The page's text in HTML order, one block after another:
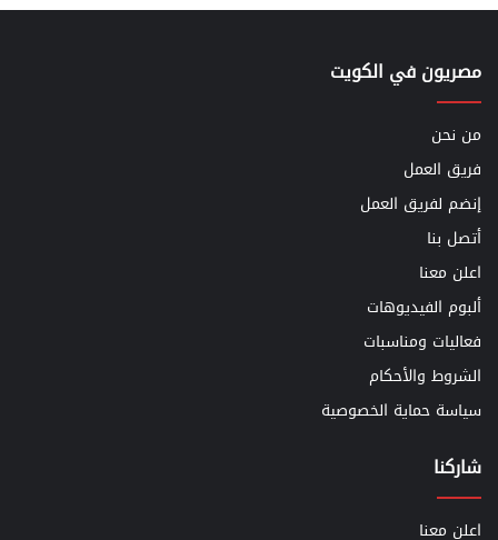
مصريون في الكويت
من نحن
فريق العمل
إنضم لفريق العمل
أتصل بنا
اعلن معنا
ألبوم الفيديوهات
فعاليات ومناسبات
الشروط والأحكام
سياسة حماية الخصوصية
شاركنا
اعلن معنا